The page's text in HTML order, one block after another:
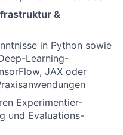
&
in Python sowie
Learning-
JAX oder
Experimentier-
und Evaluations-